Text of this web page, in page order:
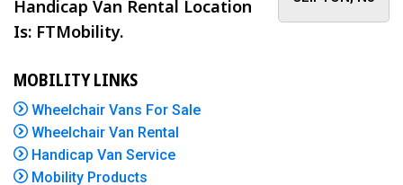
Handicap Van Rental Location
Is: FTMobility.
MOBILITY LINKS
Wheelchair Vans For Sale
Wheelchair Van Rental
Handicap Van Service
Mobility Products